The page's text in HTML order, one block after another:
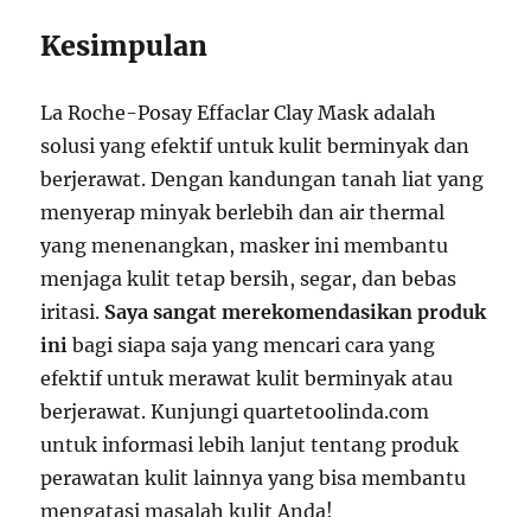
Kesimpulan
La Roche-Posay Effaclar Clay Mask adalah
solusi yang efektif untuk kulit berminyak dan
berjerawat. Dengan kandungan tanah liat yang
menyerap minyak berlebih dan air thermal
yang menenangkan, masker ini membantu
menjaga kulit tetap bersih, segar, dan bebas
iritasi. Saya sangat merekomendasikan produk
ini bagi siapa saja yang mencari cara yang
efektif untuk merawat kulit berminyak atau
berjerawat. Kunjungi quartetoolinda.com
untuk informasi lebih lanjut tentang produk
perawatan kulit lainnya yang bisa membantu
mengatasi masalah kulit Anda!